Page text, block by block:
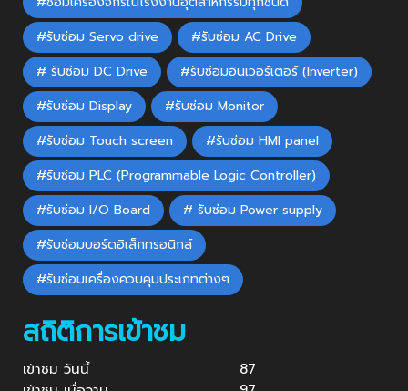
#รับซ่อม Servo drive
#รับซ่อม AC Drive
# รับซ่อม DC Drive
#รับซ่อมอินเวอร์เตอร์ (Inverter)
#รับซ่อม Display
#รับซ่อม Monitor
#รับซ่อม Touch screen
#รับซ่อม HMI panel
#รับซ่อม PLC (Programmable Logic Controller)
#รับซ่อม I/O Board
# รับซ่อม Power supply
#รับซ่อมบอร์ดอิเล็กทรอนิกส์
#รับซ่อมเครื่องควบคุมประเภทต่างๆ
สถิติการเข้าชม
เข้าชม วันนี้
87